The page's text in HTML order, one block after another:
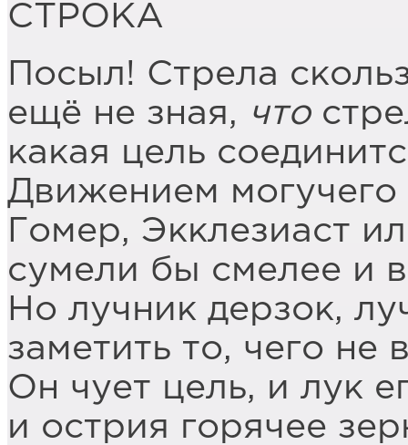
СТРОКА
Посыл! Стрела
ещё не зная, что
какая цель
Движением могучего
Гомер, Экклезиаст
сумели бы смелее и
Но лучник дерзок,
заметить то, чего не
Он чует цель, и лук
и острия горячее